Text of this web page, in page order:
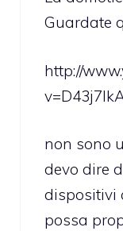
Guardate
http://
non sono
devo dire
dispositivi
possa